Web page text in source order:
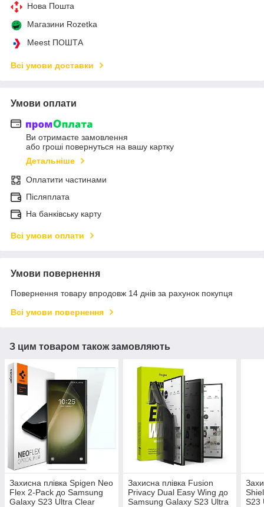
Нова Пошта
Магазини Rozetka
Meest ПОШТА
Всі умови доставки
Умови оплати
Ви отримаєте замовлення
або гроші повернуться на вашу картку
Детальніше
Оплатити частинами
Післяплата
На банківську карту
Всі умови оплати
Умови повернення
Повернення товару впродовж 14 днів за рахунок покупця
Всі умови повернення
З цим товаром також замовляють
Захисна плівка Spigen Neo
Flex 2-Pack до Samsung
Galaxy S23 Ultra Clear
Захисна плівка Fusion
Privacy Dual Easy Wing до
Samsung Galaxy S23 Ultra
S23